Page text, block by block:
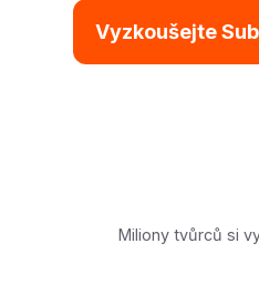
Vyzkoušejte
Miliony tvůrců si